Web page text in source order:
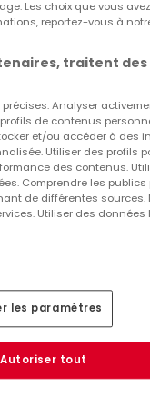
du centre-ville
quartier
une qualité
faciles et
publics (bus,
de nombreux
espaces verts,
quartiers
pour tous
ou pour visites
Les choix que vous
reportez-vous à
traitent
Analyser
de contenus
et/ou accéder à des
Utiliser des profils
des contenus.
Comprendre les
de différentes sources.
Utiliser des
les paramètres
Autoriser tout